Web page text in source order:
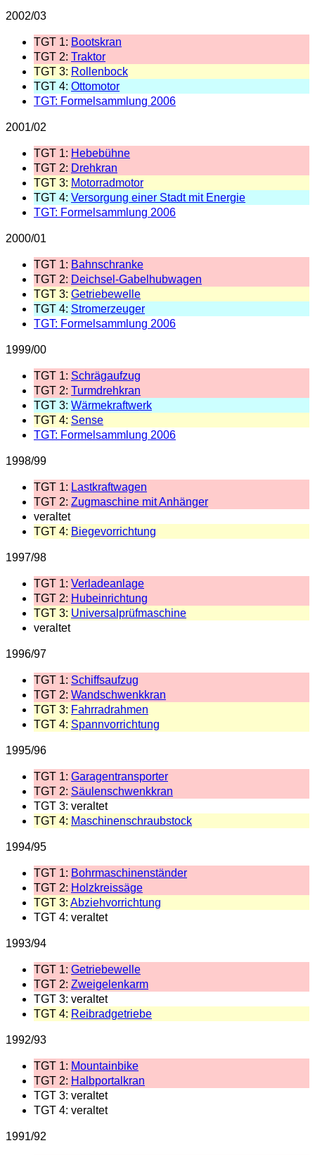
2002/03
TGT 1: Bootskran
TGT 2: Traktor
TGT 3: Rollenbock
TGT 4: Ottomotor
TGT: Formelsammlung 2006
2001/02
TGT 1: Hebebühne
TGT 2: Drehkran
TGT 3: Motorradmotor
TGT 4: Versorgung einer Stadt mit Energie
TGT: Formelsammlung 2006
2000/01
TGT 1: Bahnschranke
TGT 2: Deichsel-Gabelhubwagen
TGT 3: Getriebewelle
TGT 4: Stromerzeuger
TGT: Formelsammlung 2006
1999/00
TGT 1: Schrägaufzug
TGT 2: Turmdrehkran
TGT 3: Wärmekraftwerk
TGT 4: Sense
TGT: Formelsammlung 2006
1998/99
TGT 1: Lastkraftwagen
TGT 2: Zugmaschine mit Anhänger
veraltet
TGT 4: Biegevorrichtung
1997/98
TGT 1: Verladeanlage
TGT 2: Hubeinrichtung
TGT 3: Universalprüfmaschine
veraltet
1996/97
TGT 1: Schiffsaufzug
TGT 2: Wandschwenkkran
TGT 3: Fahrradrahmen
TGT 4: Spannvorrichtung
1995/96
TGT 1: Garagentransporter
TGT 2: Säulenschwenkkran
TGT 3: veraltet
TGT 4: Maschinenschraubstock
1994/95
TGT 1: Bohrmaschinenständer
TGT 2: Holzkreissäge
TGT 3: Abziehvorrichtung
TGT 4: veraltet
1993/94
TGT 1: Getriebewelle
TGT 2: Zweigelenkarm
TGT 3: veraltet
TGT 4: Reibradgetriebe
1992/93
TGT 1: Mountainbike
TGT 2: Halbportalkran
TGT 3: veraltet
TGT 4: veraltet
1991/92